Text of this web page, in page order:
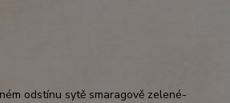
odstínu sytě smaragově zelené-